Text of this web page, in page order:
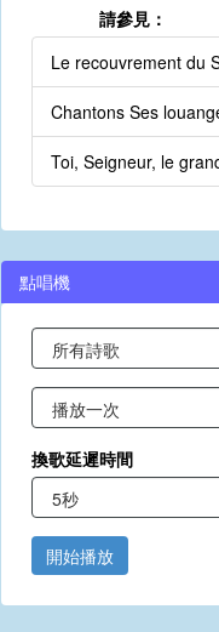
請參見：
Le recouvrement du
Chantons Ses
Toi, Seigneur, le
點唱機
換歌延遲時間
開始播放